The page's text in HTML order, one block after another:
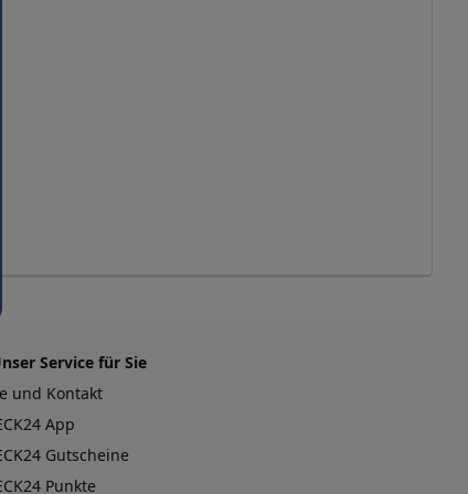
Service für Sie
und Kontakt
App
Gutscheine
Punkte